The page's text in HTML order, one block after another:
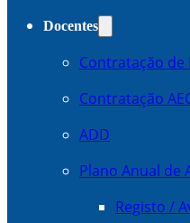
Docentes
Contratação de
Contratação
ADD
Plano Anual de
Registo /